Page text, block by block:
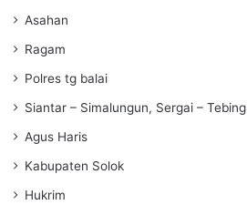
Asahan
Ragam
Polres tg balai
Siantar – Simalungun, Sergai – Tebing
Agus Haris
Kabupaten Solok
Hukrim